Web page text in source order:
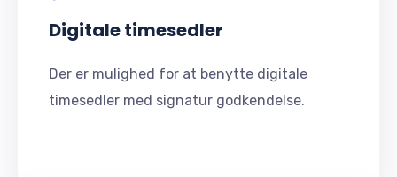
Digitale timesedler
Der er mulighed for at benytte digitale
timesedler med signatur godkendelse.